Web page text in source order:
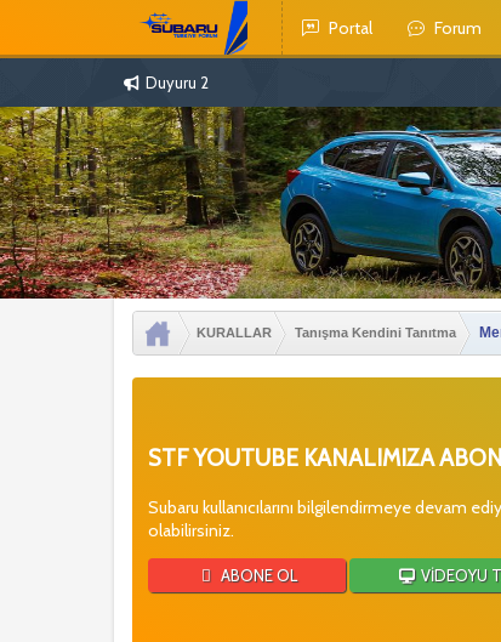
Portal Forum
Duyuru 2
KURALLAR Tanışma Kendini Tanıtma
STF YOUTUBE KANALIMIZA
Subaru kullanıcılarını bilgilendirmeye devam
olabilirsiniz.
ABONE OL VİDEOYU